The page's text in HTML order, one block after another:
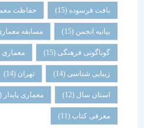
بافت فرسوده (15) حفاظت معماری (15)
بیانیه انجمن(15) مسابقه معماری (15)
گوناگونی فرهنگی (15) معماری صنعتی
زیبایی شناسی (14) تهران
استان سال(12) معماری پایدار (12)
معرفی کتاب(11)